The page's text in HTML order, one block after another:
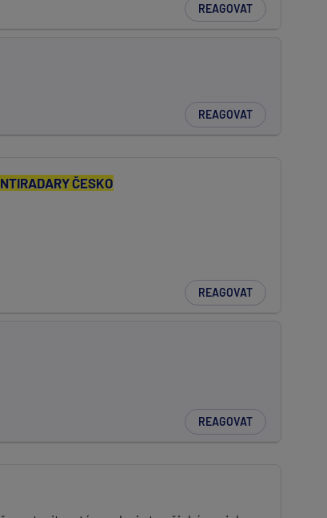
REAGOVAT
REAGOVAT
ČESKO
REAGOVAT
REAGOVAT